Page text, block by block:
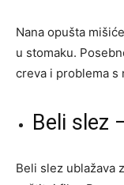
Nana opušta
u stomaku.
creva i problema s
Beli slez
Beli slez ublažava